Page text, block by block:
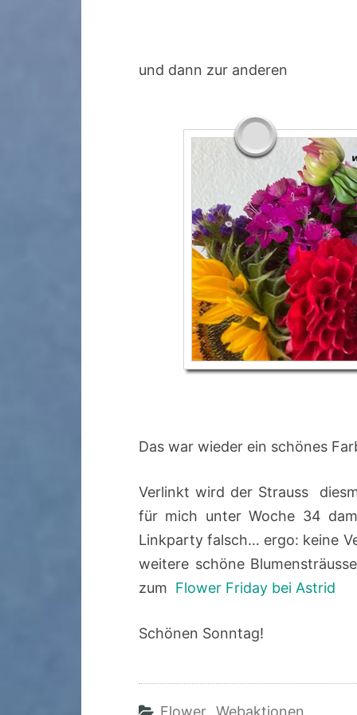
und dann zur anderen
Das war wieder ein schönes
Verlinkt wird der Strauss
für mich unter Woche 34
Linkparty falsch… ergo: keine
weitere schöne
zum Flower Friday bei Astrid
Schönen Sonntag!
Flower, Webaktionen